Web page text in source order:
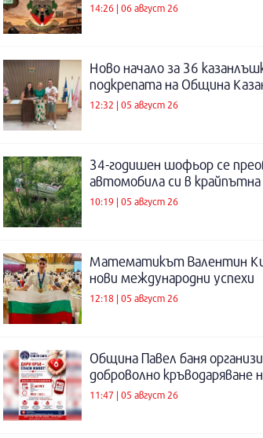
14:26 | 06 август 26
Ново начало за 36
подкрепата на Община
12:32 | 05 август 26
34-годишен шофьор се
автомобила си в крайпътна
10:19 | 05 август 26
Математикът Валентин
нови международни успехи
12:18 | 05 август 26
Община Павел баня
доброволно кръводаряване
11:47 | 05 август 26